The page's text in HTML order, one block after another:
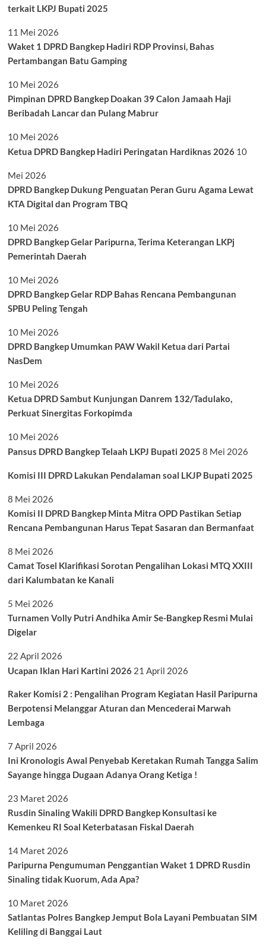
terkait LKPJ Bupati 2025
11 Mei 2026
Waket 1 DPRD Bangkep Hadiri RDP Provinsi, Bahas
Pertambangan Batu Gamping
10 Mei 2026
Pimpinan DPRD Bangkep Doakan 39 Calon Jamaah Haji
Beribadah Lancar dan Pulang Mabrur
10 Mei 2026
Ketua DPRD Bangkep Hadiri Peringatan Hardiknas 2026 10
Mei 2026
DPRD Bangkep Dukung Penguatan Peran Guru Agama Lewat
KTA Digital dan Program TBQ
10 Mei 2026
DPRD Bangkep Gelar Paripurna, Terima Keterangan LKPj
Pemerintah Daerah
10 Mei 2026
DPRD Bangkep Gelar RDP Bahas Rencana Pembangunan
SPBU Peling Tengah
10 Mei 2026
DPRD Bangkep Umumkan PAW Wakil Ketua dari Partai
NasDem
10 Mei 2026
Ketua DPRD Sambut Kunjungan Danrem 132/Tadulako,
Perkuat Sinergitas Forkopimda
10 Mei 2026
Pansus DPRD Bangkep Telaah LKPJ Bupati 2025 8 Mei 2026
Komisi III DPRD Lakukan Pendalaman soal LKJP Bupati 2025
8 Mei 2026
Komisi II DPRD Bangkep Minta Mitra OPD Pastikan Setiap
Rencana Pembangunan Harus Tepat Sasaran dan Bermanfaat
8 Mei 2026
Camat Tosel Klarifikasi Sorotan Pengalihan Lokasi MTQ XXIII
dari Kalumbatan ke Kanali
5 Mei 2026
Turnamen Volly Putri Andhika Amir Se-Bangkep Resmi Mulai
Digelar
22 April 2026
Ucapan Iklan Hari Kartini 2026 21 April 2026
Raker Komisi 2 : Pengalihan Program Kegiatan Hasil Paripurna
Berpotensi Melanggar Aturan dan Mencederai Marwah
Lembaga
7 April 2026
Ini Kronologis Awal Penyebab Keretakan Rumah Tangga Salim
Sayange hingga Dugaan Adanya Orang Ketiga !
23 Maret 2026
Rusdin Sinaling Wakili DPRD Bangkep Konsultasi ke
Kemenkeu RI Soal Keterbatasan Fiskal Daerah
14 Maret 2026
Paripurna Pengumuman Penggantian Waket 1 DPRD Rusdin
Sinaling tidak Kuorum, Ada Apa?
10 Maret 2026
Satlantas Polres Bangkep Jemput Bola Layani Pembuatan SIM
Keliling di Banggai Laut